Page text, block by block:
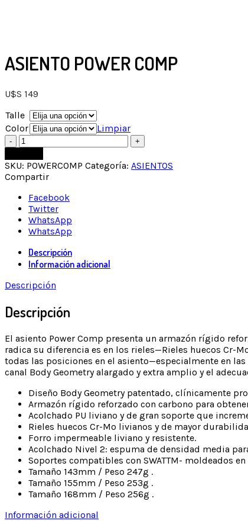
ASIENTO POWER COMP
U$S 149
Talle
Color
Limpiar
Cantidad
SKU: POWERCOMP Categoría: ASIENTOS
Compartir
Facebook
Twitter
WhatsApp
WhatsApp
Descripción
Información adicional
Descripción
Descripción
El asiento Power Comp presenta un armazón rígido
radica su diferencia es en los rieles—Rieles huecos Cr-
todas las posiciones en el asiento—especialmente en
canal Body Geometry alargado y extra amplio y el
Diseño Body Geometry patentado, clínicamente
Armazón rígido reforzado con carbono para
Acolchado PU liviano y de gran soporte que
Rieles huecos Cr-Mo livianos y de mayor
Forro impermeable liviano y resistente.
Acolchado Nivel 2: espuma de densidad media
Soportes compatibles con SWATTM- moldeados
Tamaño 143mm / Peso 247g .
Tamaño 155mm / Peso 253g .
Tamaño 168mm / Peso 256g .
Información adicional